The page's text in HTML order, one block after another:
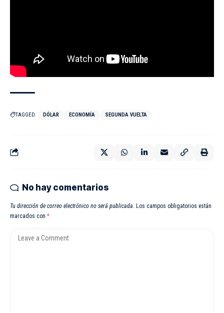
TAGGED: DÓLAR ECONOMÍA SEGUNDA VUELTA
No hay comentarios
Tu dirección de correo electrónico no será publicada. Los campos obligatorios están
marcados con *